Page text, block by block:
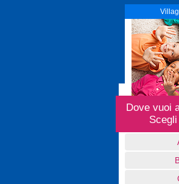
Dove vuoi